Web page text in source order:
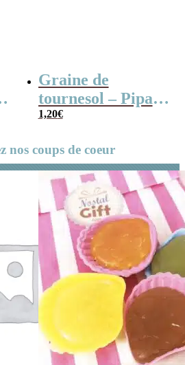
Graine de
tournesol – Pipas
x 3
1,20€
nos coups de coeur